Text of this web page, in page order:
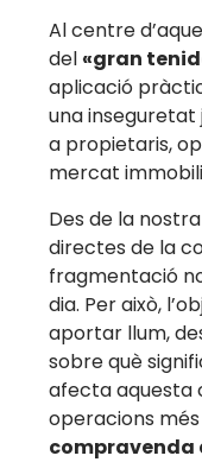
Al centre
del «gran
aplicació
una
a propietaris,
mercat
Des de la
directes de la
fragmentació
dia. Per això,
aportar llum,
sobre què
afecta aquesta
operacions
compravenda